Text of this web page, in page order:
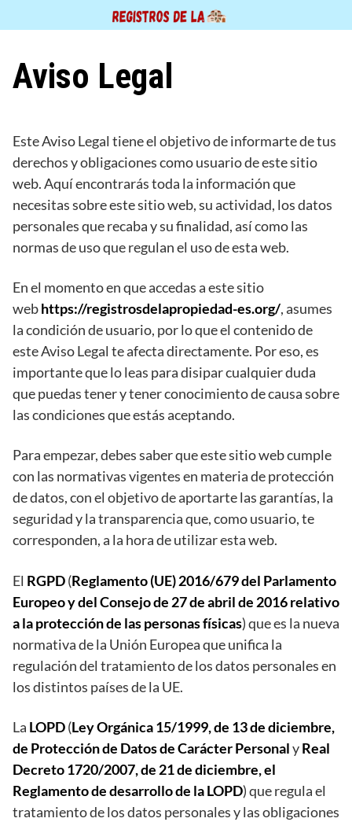
al
Aviso Legal
Este Aviso Legal tiene el objetivo de informarte de tus
derechos y obligaciones como usuario de este sitio
web. Aquí encontrarás toda la información que
necesitas sobre este sitio web, su actividad, los datos
personales que recaba y su finalidad, así como las
normas de uso que regulan el uso de esta web.
En el momento en que accedas a este sitio
webhttps://registrosdelapropiedad-es.org/, asumes
la condición de usuario, por lo que el contenido de
este Aviso Legal te afecta directamente. Por eso, es
importante que lo leas para disipar cualquier duda
que puedas tener y tener conocimiento de causa sobre
las condiciones que estás aceptando.
Para empezar, debes saber que este sitio web cumple
con las normativas vigentes en materia de protección
de datos, con el objetivo de aportarte las garantías, la
seguridad y la transparencia que, como usuario, te
corresponden, a la hora de utilizar esta web.
El RGPD(Reglamento (UE) 2016/679 del Parlamento
Europeo y del Consejo de 27 de abril de 2016 relativo
a la protección de las personas físicas) que es la nueva
normativa de la Unión Europea que unifica la
regulación del tratamiento de los datos personales en
los distintos países de la UE.
La LOPD(Ley Orgánica 15/1999, de 13 de diciembre,
de Protección de Datos de Carácter PersonalyReal
Decreto 1720/2007, de 21 de diciembre, el
Reglamento de desarrollo de la LOPD) que regula el
tratamiento de los datos personales y las obligaciones